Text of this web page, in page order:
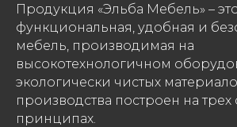
Продукция «Эльба Мебель» –
функциональная, удобная и
мебель, производимая на
высокотехнологичном
экологически чистых
производства построен на
принципах.